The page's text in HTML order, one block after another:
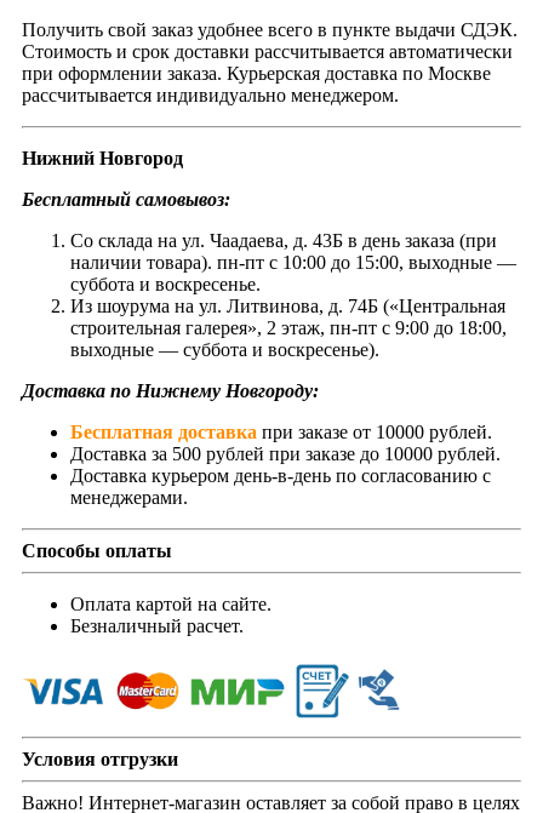
Получить свой заказ удобнее всего в пункте выдачи СДЭК.
Стоимость и срок доставки рассчитывается автоматически
при оформлении заказа. Курьерская доставка по Москве
рассчитывается индивидуально менеджером.
Нижний Новгород
Бесплатный самовывоз:
Со склада на ул. Чаадаева, д. 43Б в день заказа (при
наличии товара). пн-пт с 10:00 до 15:00, выходные —
суббота и воскресенье.
Из шоурума на ул. Литвинова, д. 74Б («Центральная
строительная галерея», 2 этаж, пн-пт с 9:00 до 18:00,
выходные — суббота и воскресенье).
Доставка по Нижнему Новгороду:
Бесплатная доставка при заказе от 10000 рублей.
Доставка за 500 рублей при заказе до 10000 рублей.
Доставка курьером день-в-день по согласованию с
менеджерами.
Способы оплаты
Оплата картой на сайте.
Безналичный расчет.
Условия отгрузки
Важно! Интернет-магазин оставляет за собой право в целях